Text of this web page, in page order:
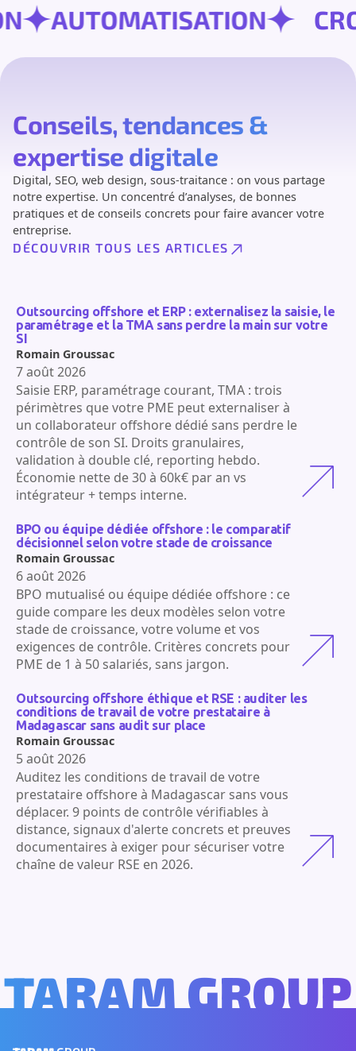
AUTOMATISATION
Conseils, tendances &
expertise digitale
Digital, SEO, web design, sous-traitance : on vous partage
notre expertise. Un concentré d’analyses, de bonnes
pratiques et de conseils concrets pour faire avancer votre
entreprise.
DÉCOUVRIR TOUS LES ARTICLES
Outsourcing offshore et ERP : externalisez la saisie, le
paramétrage et la TMA sans perdre la main sur votre
SI
Saisie ERP, paramétrage courant, TMA : trois
périmètres que votre PME peut externaliser à
un collaborateur offshore dédié sans perdre le
contrôle de son SI. Droits granulaires,
validation à double clé, reporting hebdo.
Économie nette de 30 à 60k€ par an vs
intégrateur + temps interne.
Romain Groussac
7 août 2026
BPO ou équipe dédiée offshore : le comparatif
décisionnel selon votre stade de croissance
BPO mutualisé ou équipe dédiée offshore : ce
guide compare les deux modèles selon votre
stade de croissance, votre volume et vos
exigences de contrôle. Critères concrets pour
PME de 1 à 50 salariés, sans jargon.
Romain Groussac
6 août 2026
Outsourcing offshore éthique et RSE : auditer les
conditions de travail de votre prestataire à
Madagascar sans audit sur place
Auditez les conditions de travail de votre
prestataire offshore à Madagascar sans vous
déplacer. 9 points de contrôle vérifiables à
distance, signaux d'alerte concrets et preuves
documentaires à exiger pour sécuriser votre
chaîne de valeur RSE en 2026.
Romain Groussac
5 août 2026
TARAM GROUP